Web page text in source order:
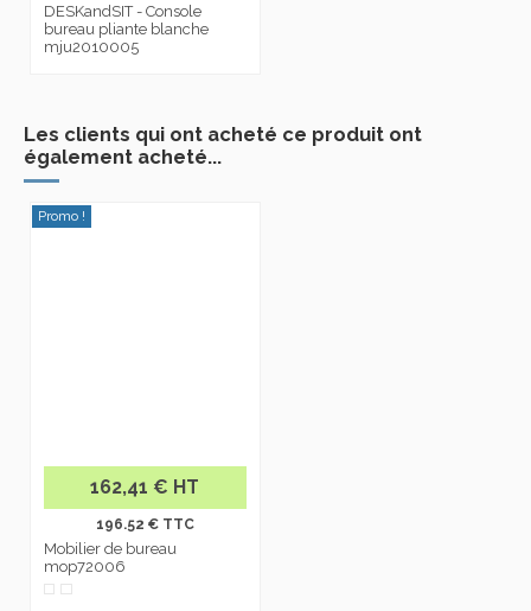
DESKandSIT - Console
bureau pliante blanche
mju2010005
Les clients qui ont acheté ce produit ont
également acheté...
Promo !
162,41 € HT
196.52 € TTC
Mobilier de bureau
mop72006